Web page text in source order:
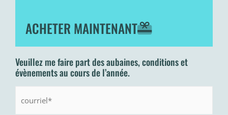
ACHETER MAINTENANT
Veuillez me faire part des aubaines, conditions et
évènements au cours de l’année.
Courriel: